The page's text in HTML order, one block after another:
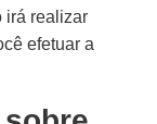
irá realizar
efetuar a